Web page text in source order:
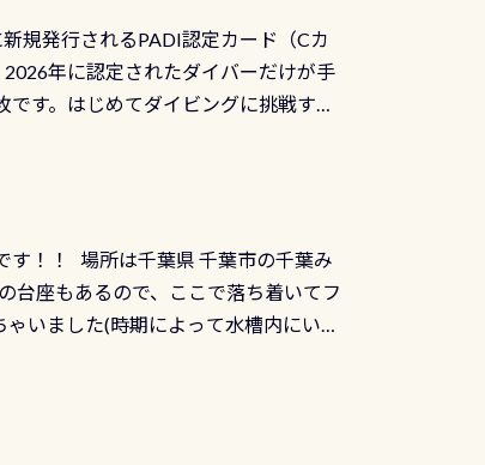
利用してみてはどうでしょうか？
料5,500円がなんと無料になります！
しょう！そし続きを読む
万十川、柿田川)の１つに数えられ
伊勢湾に流れます1985年には環境省
です川にしては珍しく、水深が深い
ジットは正に大自然の中でのダイビ
の良い川を数百メートルドリフトす
ング最大の見どころがこの特別天然
す個体数が少なくかなり貴重な生物で
「 続きを読む
規発行されるPADI認定カード（Cカ
年に認定されたダイバーだけが手
す。はじめてダイビングに挑戦する
ラムの専用カードが発行されるもの
ドを申し込みの方は対象外となりま
ます ダイビングは、始めた「年」も
から振り返ると大切な思い出になり
いね 毎月60名様、年間720名様に
す！！ 場所は千葉県 千葉市の千葉み
座もあるので、ここで落ち着いてフ
いました(時期によって水槽内にいる
ますよ スキンダイビングでも参加